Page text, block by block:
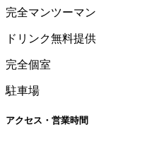
完全マンツーマン
ドリンク無料提供
完全個室
駐車場
アクセス・営業時間